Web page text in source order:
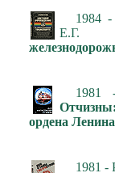
1984
Е.Г.
1981
ордена Ленина
1981 -